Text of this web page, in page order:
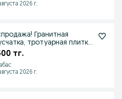
2026 г.
Гранитная
тротуарная плитка,
гранит
тг.
2026 г.